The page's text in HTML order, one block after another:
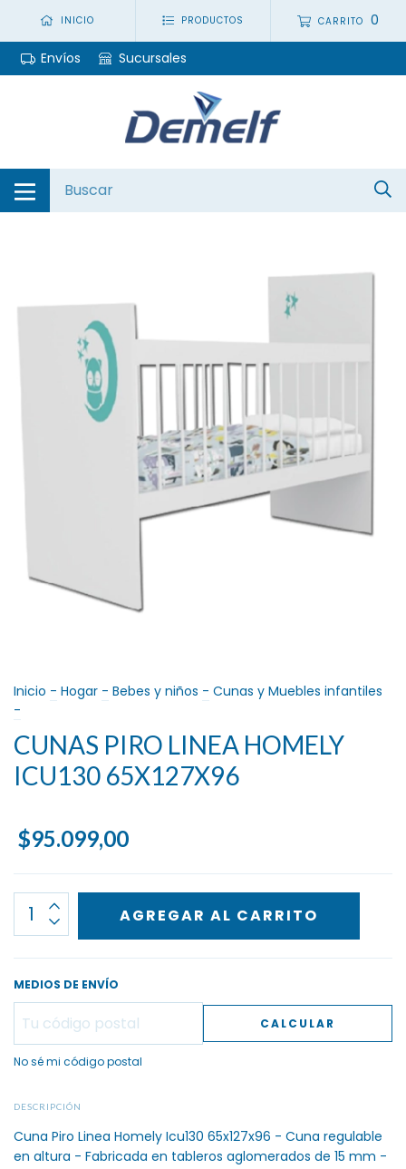
INICIO PRODUCTOS CARRITO 0
Envíos Sucursales
Inicio - Hogar - Bebes y niños - Cunas y Muebles infantiles
-
CUNAS PIRO LINEA HOMELY
ICU130 65X127X96
$95.099,00
MEDIOS DE ENVÍO
CALCULAR
No sé mi código postal
DESCRIPCIÓN
Cuna Piro Linea Homely Icu130 65x127x96 - Cuna regulable
en altura - Fabricada en tableros aglomerados de 15 mm -